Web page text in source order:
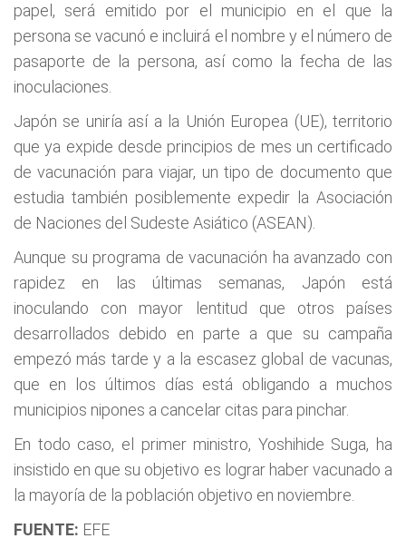
papel, será emitido por el municipio en el que la
persona se vacunó e incluirá el nombre y el número de
pasaporte de la persona, así como la fecha de las
inoculaciones.
Japón se uniría así a la Unión Europea (UE), territorio
que ya expide desde principios de mes un certificado
de vacunación para viajar, un tipo de documento que
estudia también posiblemente expedir la Asociación
de Naciones del Sudeste Asiático (ASEAN).
Aunque su programa de vacunación ha avanzado con
rapidez en las últimas semanas, Japón está
inoculando con mayor lentitud que otros países
desarrollados debido en parte a que su campaña
empezó más tarde y a la escasez global de vacunas,
que en los últimos días está obligando a muchos
municipios nipones a cancelar citas para pinchar.
En todo caso, el primer ministro, Yoshihide Suga, ha
insistido en que su objetivo es lograr haber vacunado a
la mayoría de la población objetivo en noviembre.
FUENTE: EFE